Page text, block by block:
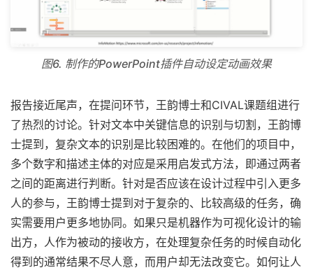
图6. 制作的PowerPoint插件自动设定动画效果
报告接近尾声，在提问环节，王韵博士和CIVAL课题组进行
了热烈的讨论。针对文本中关键信息的识别与切割，王韵博
士提到，复杂文本的识别是比较困难的。在他们的项目中，
多个数字和描述主体的对应是采用启发式方法，即通过两者
之间的距离进行判断。针对是否应该在设计过程中引入更多
人的参与，王韵博士提到对于复杂的、比较高级的任务，确
实需要用户更多地协同。如果只是机器作为可视化设计的输
出方，人作为被动的接收方，在处理复杂任务的时候自动化
得到的通常结果不尽人意，而用户却无法改变它。如何让人